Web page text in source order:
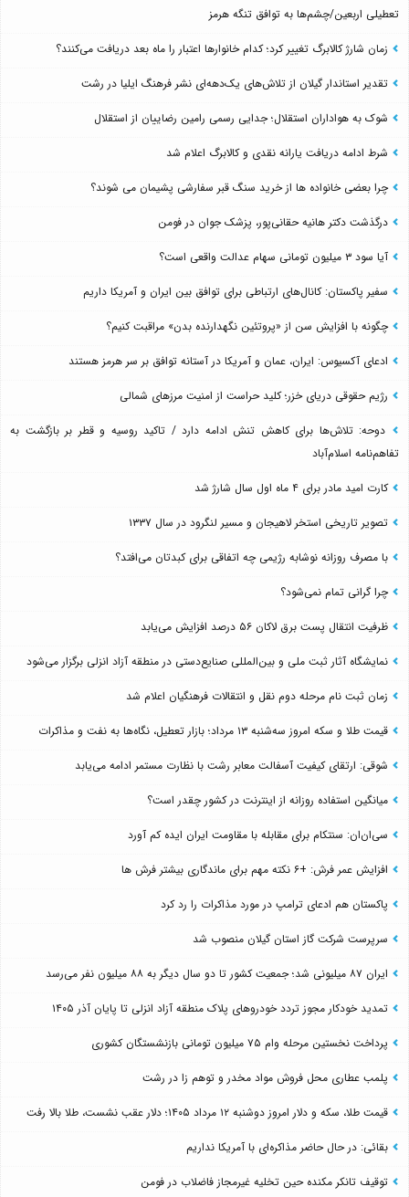
تعطیلی اربعین/چشم‌ها به توافق تنگه هرمز
زمان شارژ کالابرگ تغییر کرد؛ کدام خانوارها اعتبار را ماه بعد دریافت می‌کنند؟
تقدیر استاندار گیلان از تلاش‌های یک‌دهه‌ای نشر فرهنگ ایلیا در رشت
شوک به هواداران استقلال؛ جدایی رسمی رامین رضاییان از استقلال
شرط ادامه دریافت یارانه نقدی و کالابرگ اعلام شد
چرا بعضی خانواده ها از خرید سنگ قبر سفارشی پشیمان می شوند؟
درگذشت دکتر هانیه حقانی‌پور، پزشک جوان در فومن
آیا سود ۳ میلیون تومانی سهام عدالت واقعی است؟
سفیر پاکستان: کانال‌های ارتباطی برای توافق بین ایران و آمریکا داریم
چگونه با افزایش سن از «پروتئین نگهدارنده بدن» مراقبت کنیم؟
ادعای آکسیوس: ایران، عمان و آمریکا در آستانه توافق بر سر هرمز هستند
رژیم حقوقی دریای خزر؛ کلید حراست از امنیت مرزهای شمالی
دوحه: تلاش‌ها برای کاهش تنش ادامه دارد / تاکید روسیه و قطر بر بازگشت به
تفاهم‌نامه اسلام‌آباد
کارت امید مادر برای ۴ ماه اول سال شارژ شد
تصویر تاریخی استخر لاهیجان و مسیر لنگرود در سال ۱۳۳۷
با مصرف روزانه نوشابه رژیمی چه اتفاقی برای کبدتان می‌افتد؟
چرا گرانی تمام نمی‌شود؟
ظرفیت انتقال پست برق لاکان ۵۶ درصد افزایش می‌یابد
نمایشگاه آثار ثبت ملی و بین‌المللی صنایع‌دستی در منطقه آزاد انزلی برگزار می‌شود
زمان ثبت نام مرحله دوم نقل و انتقالات فرهنگیان اعلام شد
قیمت طلا و سکه امروز سه‌شنبه ۱۳ مرداد؛ بازار تعطیل، نگاه‌ها به نفت و مذاکرات
شوقی: ارتقای کیفیت آسفالت معابر رشت با نظارت مستمر ادامه می‌یابد
میانگین استفاده روزانه از اینترنت در کشور چقدر است؟
سی‌ان‌ان: سنتکام برای مقابله با مقاومت ایران ایده کم آورد
افزایش عمر فرش: +۶ نکته مهم برای ماندگاری بیشتر فرش ها
پاکستان هم ادعای ترامپ در مورد مذاکرات را رد کرد
سرپرست شرکت گاز استان گیلان منصوب شد
ایران ۸۷ میلیونی شد؛ جمعیت کشور تا دو سال دیگر به ۸۸ میلیون نفر می‌رسد
تمدید خودکار مجوز تردد خودروهای پلاک منطقه آزاد انزلی تا پایان آذر ۱۴۰۵
پرداخت نخستین مرحله وام ۷۵ میلیون تومانی بازنشستگان کشوری
پلمب عطاری محل فروش مواد مخدر و توهم زا در رشت
قیمت طلا، سکه و دلار امروز دوشنبه ۱۲ مرداد ۱۴۰۵؛ دلار عقب نشست، طلا بالا رفت
بقائی: در حال حاضر مذاکره‌ای با آمریکا نداریم
توقیف تانکر مکنده حین تخلیه غیرمجاز فاضلاب در فومن